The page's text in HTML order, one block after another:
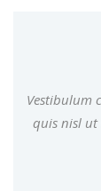
Vestibulum
quis nisl ut